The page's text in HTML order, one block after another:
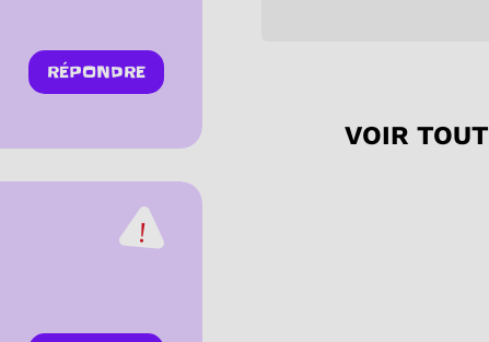
RÉPONDRE
VOIR TOUT